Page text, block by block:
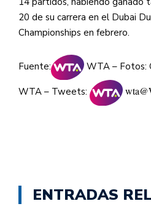
20 de su carrera en el Dubai
Championships en febrero.
Fuente: WTA – Fotos:
WTA – Tweets: wta
ENTRADAS